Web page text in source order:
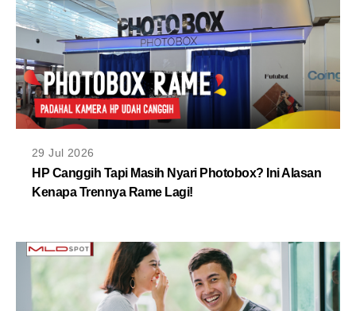
29 Jul 2026
HP Canggih Tapi Masih Nyari Photobox? Ini Alasan
Kenapa Trennya Rame Lagi!